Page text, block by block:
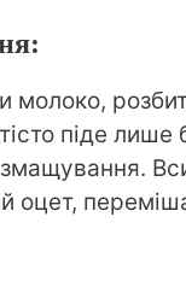
молоко,
піде лише
оцет,